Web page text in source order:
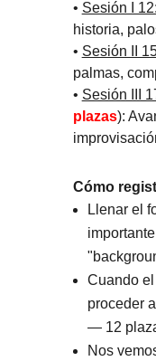
• Sesión I
historia,
• Sesión II
palmas,
• Sesión III
plazas):
Cómo
Llenar el
Cuando
proceder
— 12
Nos